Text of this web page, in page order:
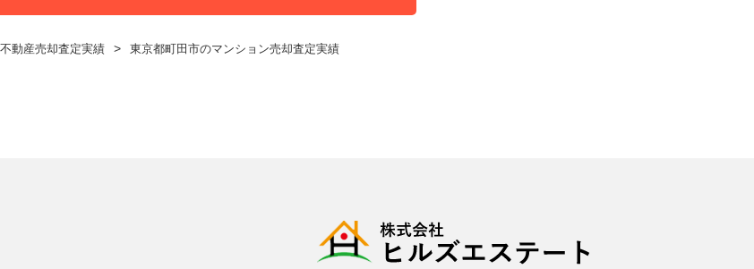
不動産売却査定実績 東京都町田市のマンション売却査定実績